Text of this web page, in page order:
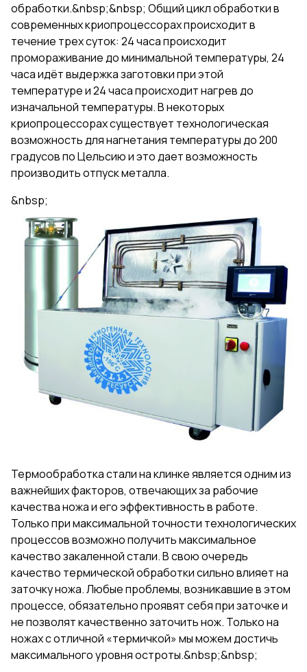
обработки.&nbsp;&nbsp; Общий цикл обработки в
современных криопроцессорах происходит в
течение трех суток: 24 часа происходит
промораживание до минимальной температуры, 24
часа идёт выдержка заготовки при этой
температуре и 24 часа происходит нагрев до
изначальной температуры. В некоторых
криопроцессорах существует технологическая
возможность для нагнетания температуры до 200
градусов по Цельсию и это дает возможность
производить отпуск металла.
&nbsp;
Термообработка стали на клинке является одним из
важнейших факторов, отвечающих за рабочие
качества ножа и его эффективность в работе.
Только при максимальной точности технологических
процессов возможно получить максимальное
качество закаленной стали. В свою очередь
качество термической обработки сильно влияет на
заточку ножа. Любые проблемы, возникавшие в этом
процессе, обязательно проявят себя при заточке и
не позволят качественно заточить нож. Только на
ножах с отличной «термичкой» мы можем достичь
максимального уровня остроты.&nbsp;&nbsp;